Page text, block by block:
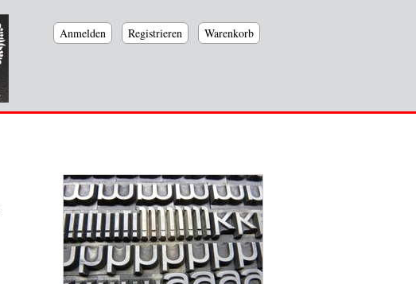
Anmelden Registrieren Warenkorb